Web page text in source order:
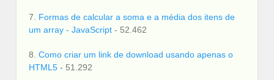
7. Formas de calcular a soma e a média dos itens de
um array - JavaScript - 52.462
8. Como criar um link de download usando apenas o
HTML5 - 51.292